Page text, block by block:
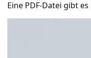
Eine PDF-Datei gibt